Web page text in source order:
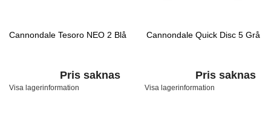
Cannondale Tesoro NEO 2 Blå
Pris saknas
Visa lagerinformation
Cannondale Quick Disc 5 Grå
Pris saknas
Visa lagerinformation